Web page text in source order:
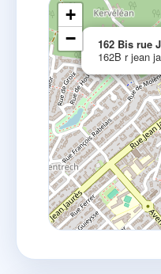
162 Bis rue
162B r jean
+
−